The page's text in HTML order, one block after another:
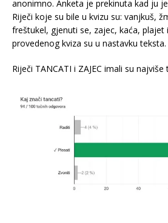
anonimno. Anketa je prekinuta kad ju
Riječi koje su bile u kvizu su: vanjkuš,
freštukel, gjenuti se, zajec, kaća, plajet
provedenog kviza su u nastavku teksta.
Riječi TANCATI i ZAJEC imali su